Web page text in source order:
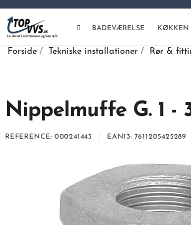
BADEVÆRELSE KØKKEN
Forside Tekniske installationer Rør &
Nippelmuffe G. 1 -
REFERENCE 000241443 EAN13 7611205425289